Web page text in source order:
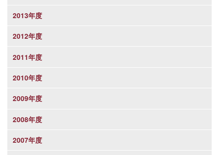
2013年度
2012年度
2011年度
2010年度
2009年度
2008年度
2007年度